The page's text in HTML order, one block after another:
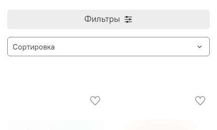
Фильтры